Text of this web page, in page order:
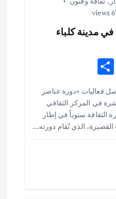
مدينة كلباء
W
h
h
ar
e
فعاليات «دورة عناصر
في المركز الثقافي
الثقافة سنوياً في إطار
الذي تُقام دورته…